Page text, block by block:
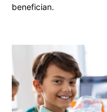
benefician.